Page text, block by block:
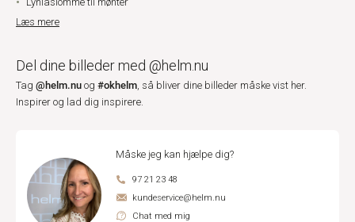
Læs mere
Del dine billeder med @helm.nu
Tag @helm.nu og #okhelm, så bliver dine billeder måske vist her.
Inspirer og lad dig inspirere.
Måske jeg kan hjælpe dig?
97 21 23 48
kundeservice@helm.nu
Chat med mig